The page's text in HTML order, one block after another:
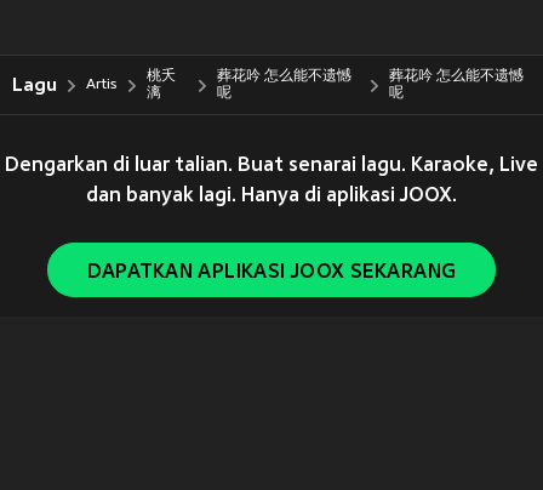
Lagu Artis
桃夭
漓
葬花吟 怎么能不遗憾
呢
葬花吟 怎么能不遗憾
呢
Dengarkan di luar talian. Buat senarai lagu. Karaoke, Live
dan banyak lagi. Hanya di aplikasi JOOX.
DAPATKAN APLIKASI JOOX SEKARANG